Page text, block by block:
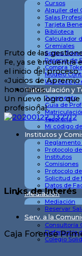
Cursos
Alquiler del
Salas
Tarjeta
Biblioteca
Calculador
Gremiales
Sorteo
Reserva de
Compra
Modelo
Uso ético y
Matriculación y
Juramento
Guia de
Tesorería
Mi código
Institutos y
Reglamento
Protocolo
Institutos
Comisiones
Protocolo
Solicitud de
Datos de
Mediación
Mediación
Reservar
Serv. a la
Consultoría
Defensoría
Colegio
Fruto de las
Fe, ya se encuentra
el inicio del proceso,
«Juicios de
honorarios.
Un nuevo logro que
profesional.
Links de Interés
Caja Forense